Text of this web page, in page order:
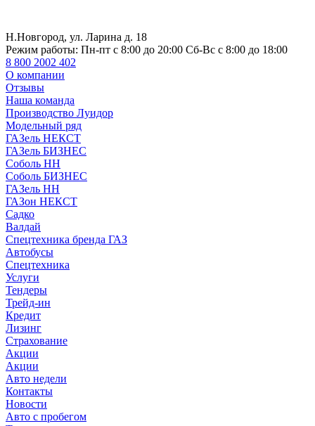
Н.Новгород, ул. Ларина д. 18
Режим работы: Пн-пт с 8:00 до 20:00 Сб-Вс с 8:00 до 18:00
8 800 2002 402
О компании
Отзывы
Наша команда
Производство Луидор
Модельный ряд
ГАЗель НЕКСТ
ГАЗель БИЗНЕС
Соболь НН
Соболь БИЗНЕС
ГАЗель НН
ГАЗон НЕКСТ
Садко
Валдай
Спецтехника бренда ГАЗ
Автобусы
Спецтехника
Услуги
Тендеры
Трейд-ин
Кредит
Лизинг
Страхование
Акции
Акции
Авто недели
Контакты
Новости
Авто с пробегом